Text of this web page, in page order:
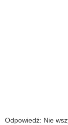
Odpowiedź: Nie